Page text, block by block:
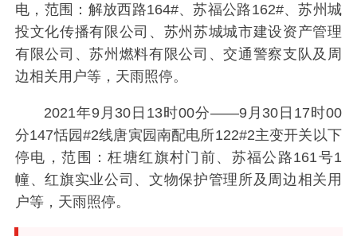
电，范围：解放西路164#、苏福公路162#、苏州城
投文化传播有限公司、苏州苏城城市建设资产管理
有限公司、苏州燃料有限公司、交通警察支队及周
边相关用户等，天雨照停。
2021年9月30日13时00分——9月30日17时00
分147恬园#2线唐寅园南配电所122#2主变开关以下
停电，范围：枉塘红旗村门前、苏福公路161号1
幢、红旗实业公司、文物保护管理所及周边相关用
户等，天雨照停。